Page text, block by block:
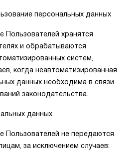
персональных данных
Пользователей хранятся
и обрабатываются
систем,
когда неавтоматизированная
данных необходима в связи
законодательства.
данных
Пользователей не передаются
за исключением случаев: